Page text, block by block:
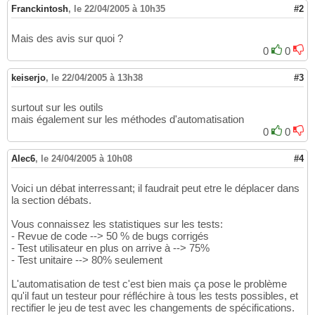
Franckintosh, le 22/04/2005 à 10h35 #2
Mais des avis sur quoi ?
0
0
keiserjo, le 22/04/2005 à 13h38 #3
surtout sur les outils
mais également sur les méthodes d'automatisation
0
0
Alec6, le 24/04/2005 à 10h08 #4
Voici un débat interressant; il faudrait peut etre le déplacer dans
la section débats.
Vous connaissez les statistiques sur les tests:
- Revue de code --> 50 % de bugs corrigés
- Test utilisateur en plus on arrive à --> 75%
- Test unitaire --> 80% seulement
L'automatisation de test c'est bien mais ça pose le problème
qu'il faut un testeur pour réfléchire à tous les tests possibles, et
rectifier le jeu de test avec les changements de spécifications.